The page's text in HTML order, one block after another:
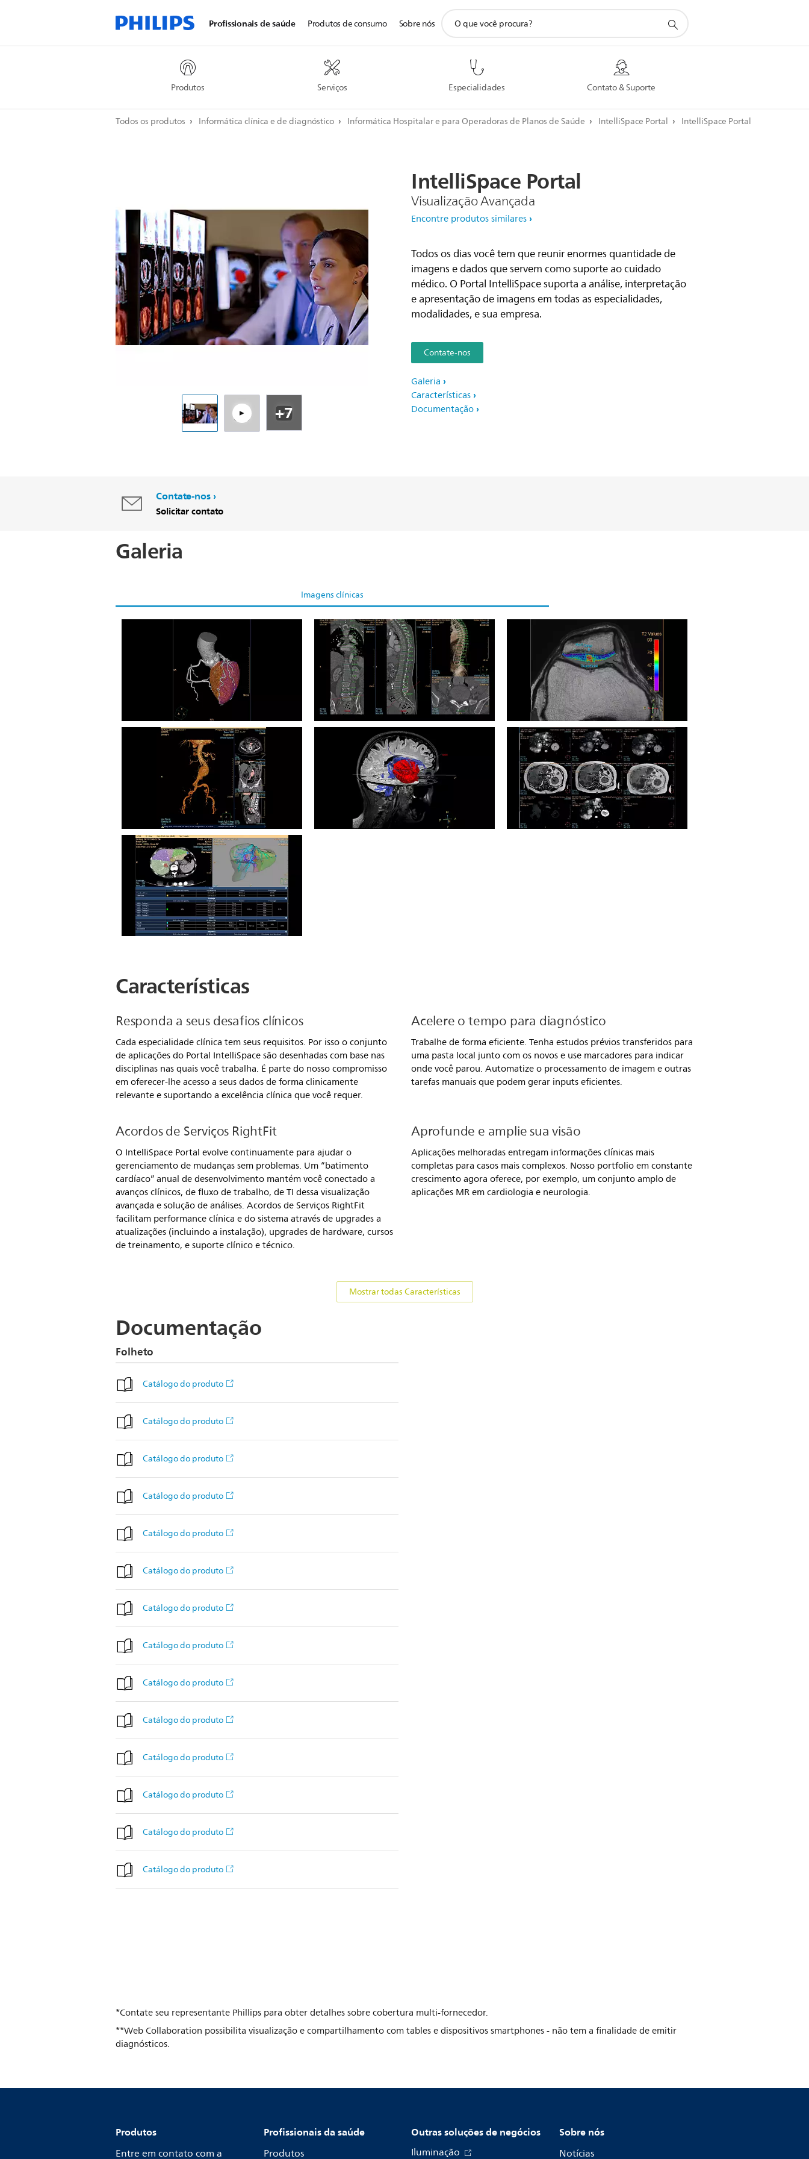
Profissionais de saúde
Produtos Serviços Especialidades Contato & Suporte
Produtos de consumo Sobre nós
suporte
Todos os produtos Informática clínica e de diagnóstico Informática Hospitalar e para Operadoras de Planos de Saúde IntelliSpace Portal IntelliSpace Portal
Para ver este conteúdo, você precisará atualizar suas
preferências de cookies e aceitar o seguinte tipo de Cookies de
Preferência
Clique aqui para visualizar e ajustar suas configurações de
cookies.
Obrigado.
+7
IntelliSpacePortal
Visualização Avançada
Encontre produtos similares
Todos os dias você tem que reunir enormes quantidade de
imagens e dados que servem como suporte ao cuidado
médico. O Portal IntelliSpace suporta a análise, interpretação
e apresentação de imagens em todas as especialidades,
modalidades, e sua empresa.
Contate-nos
Galeria
Características
Documentação
Contate-nos
Solicitar contato
Galeria
Imagens clínicas
Características
Responda a seus desafios clínicos
Cada especialidade clínica tem seus requisitos. Por isso o conjunto
de aplicações do Portal IntelliSpace são desenhadas com base nas
disciplinas nas quais você trabalha. É parte do nosso compromisso
em oferecer-lhe acesso a seus dados de forma clinicamente
relevante e suportando a excelência clínica que você requer.
Acelere o tempo para diagnóstico
Trabalhe de forma eficiente. Tenha estudos prévios transferidos para
uma pasta local junto com os novos e use marcadores para indicar
onde você parou. Automatize o processamento de imagem e outras
tarefas manuais que podem gerar inputs eficientes.
Acordos de Serviços RightFit
O IntelliSpace Portal evolve continuamente para ajudar o
gerenciamento de mudanças sem problemas. Um “batimento
cardíaco” anual de desenvolvimento mantém você conectado a
avanços clínicos, de fluxo de trabalho, de TI dessa visualização
avançada e solução de análises. Acordos de Serviços RightFit
facilitam performance clínica e do sistema através de upgrades a
atualizações (incluindo a instalação), upgrades de hardware, cursos
de treinamento, e suporte clínico e técnico.
Aprofunde e amplie sua visão
Aplicações melhoradas entregam informações clínicas mais
completas para casos mais complexos. Nosso portfolio em constante
crescimento agora oferece, por exemplo, um conjunto amplo de
aplicações MR em cardiologia e neurologia.
Mostrar todas Características
Documentação
Folheto
Catálogo do produto
Catálogo do produto
Catálogo do produto
Catálogo do produto
Catálogo do produto
Catálogo do produto
Catálogo do produto
Catálogo do produto
Catálogo do produto
Catálogo do produto
Catálogo do produto
Catálogo do produto
Catálogo do produto
Catálogo do produto
*Contate seu representante Phillips para obter detalhes sobre cobertura multi-fornecedor.
**Web Collaboration possibilita visualização e compartilhamento com tables e dispositivos smartphones - não tem a finalidade de emitir
diagnósticos.
Produtos
Entre em contato com a
Profissionais da saúde
Produtos
Outras soluções de negócios
Iluminação
Sobre nós
Notícias